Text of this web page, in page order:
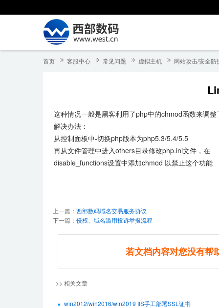
首页 客服中心 常见问题 虚拟主机 网站攻击/安全防
这种情况一般是黑客利用了php中的chmod函数来调整
解决办法：
从控制面板中-切换php版本为php5.3/5.4/5.5
再从文件管理中进入others目录修改php.ini文件，在
disable_functions设置中添加chmod 以禁止这个功能
上一篇： 西部数码域名交易服务协议
下一篇： 侵权、域名滥用投诉举报流程
若文档内容对您没有帮
>> 相关文章
win2012/win2016/win2019 IIS手工部署SSL证书